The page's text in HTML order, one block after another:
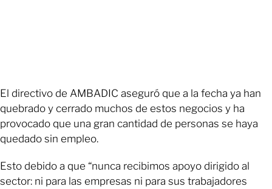
El directivo de AMBADIC aseguró que a la fecha ya han
quebrado y cerrado muchos de estos negocios y ha
provocado que una gran cantidad de personas se haya
quedado sin empleo.
Esto debido a que “nunca recibimos apoyo dirigido al
sector: ni para las empresas ni para sus trabajadores